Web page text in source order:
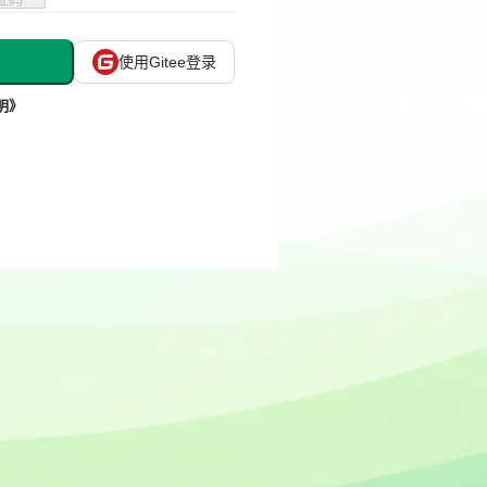
使用Gitee登录
》